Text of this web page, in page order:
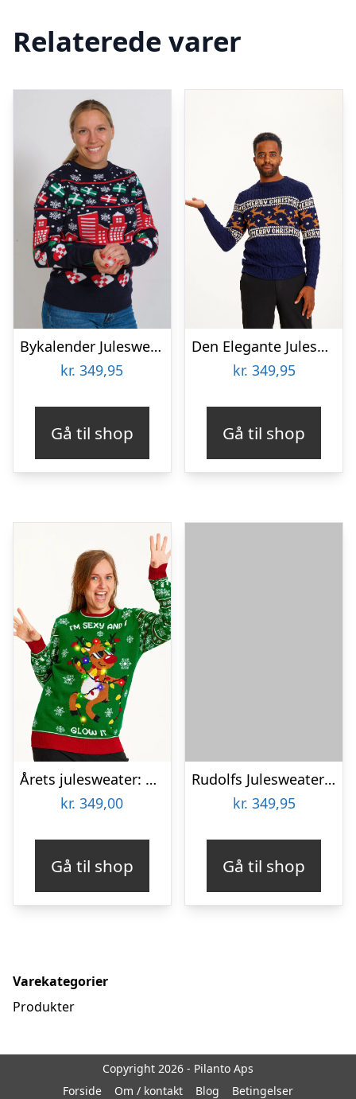
Relaterede varer
Bykalender Julesweateren – dame / kvinder.
kr. 349,95
Gå til shop
Den Elegante Julesweater Blå – herre / mænd.
kr. 349,95
Gå til shop
Årets julesweater: Sexy And I Glow It Grøn – dame / kvinder. Ugly Christmas Sweater lavet i Danmark
kr. 349,00
Gå til shop
Rudolfs Julesweater Grøn – herre / mænd.
kr. 349,95
Gå til shop
Varekategorier
Produkter
Copyright 2026 - Pilanto Aps
Forside
Om / kontakt Blog Betingelser